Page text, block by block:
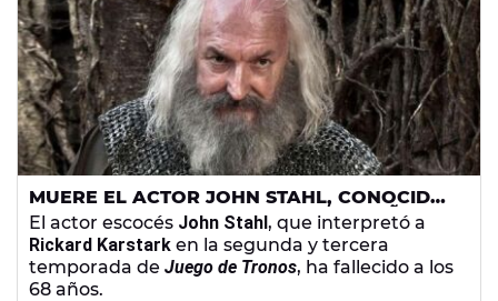
MUERE EL ACTOR JOHN STAHL, CONOCIDO
POR 'JUEGO DE TRONOS', A LOS 68 AÑOS
El actor escocés John Stahl, que interpretó a
Rickard Karstark en la segunda y tercera
temporada de Juego de Tronos, ha fallecido a los
68 años.